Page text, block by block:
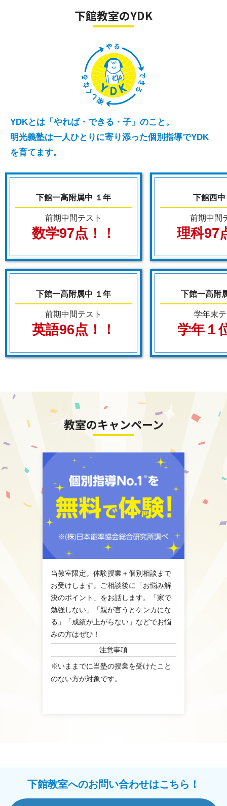
★東大二次試験レベルの数学、指導可能です！！！！
◎◎◎最新！！ 公立高校入試◎◎◎
水戸一高・水戸二高・下館一高・下館二高
下妻一高・下妻二高・水戸商業・水戸工業
下館工業・鬼怒商業・岩瀬高・古河一高
真壁・ITみらい
大学入試合格・私立入試合格 続々
★☆2025ｰ26年度大学合格実績☆★
筑波、一橋、群馬(医)、奈良女子、信州、東京都立、千葉、埼
玉、高崎経済、群馬県立女子、宇都宮、茨城、福島
～私立～
(医)、聖路加国際、成城、明治学院、日本女子、学習院、成
蹊、昭和女子、東京経済、獨協、同志社女子、日本、東京家
養、跡見学園女子、白鷗、東京国際医療、足利、聖学院、尚美
※グループ合格実績含む
導】で合格へ導きます。
下館教室のYDK
YDKとは「やれば・できる・子」のこと。
明光義塾は一人ひとりに寄り添った個別指導でYDK
を育てます。
下館一高附属中 １年
前期中間テスト
数学97点！！
下館一高附属中 １年
前期中間テスト
英語96点！！
下館西
前期中間
理科97
下館一高附
学年末
学年１
教室のキャンペーン
当教室限定。体験授業＋個別相談まで
お受けします。ご相談後に「お悩み解
決のポイント」をお話します。「家で
勉強しない」「親が言うとケンカにな
る」「成績が上がらない」などでお悩
みの方はぜひ！
注意事項
※いままでに当塾の授業を受けたこと
のない方が対象です。
下館教室へのお問い合わせはこちら！